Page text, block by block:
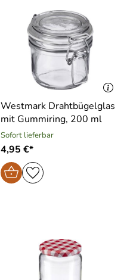
Westmark Drahtbügelglas
mit Gummiring, 200 ml
Sofort lieferbar
4,95 €*